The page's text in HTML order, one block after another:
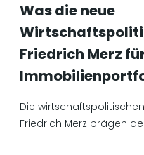
Was die neue
Friedrich Merz
Die
Friedrich Merz prägen